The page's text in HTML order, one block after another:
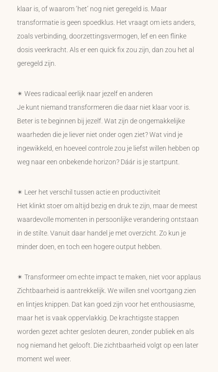
klaar is, of waarom ‘het’ nog niet geregeld is. Maar
transformatie is geen spoedklus. Het vraagt om iets anders,
zoals verbinding, doorzettingsvermogen, lef en een flinke
dosis veerkracht. Als er een quick fix zou zijn, dan zou het al
geregeld zijn.
✴ Wees radicaal eerlijk naar jezelf en anderen
Je kunt niemand transformeren die daar niet klaar voor is.
Beter is te beginnen bij jezelf. Wat zijn de ongemakkelijke
waarheden die je liever niet onder ogen ziet? Wat vind je
ingewikkeld, en hoeveel controle zou je liefst willen hebben op
weg naar een onbekende horizon? Dáár is je startpunt.
✴ Leer het verschil tussen actie en productiviteit
Het klinkt stoer om altijd bezig en druk te zijn, maar de meest
waardevolle momenten in persoonlijke verandering ontstaan
in de stilte. Vanuit daar handel je met overzicht. Zo kun je
minder doen, en toch een hogere output hebben.
✴ Transformeer om echte impact te maken, niet voor applaus
Zichtbaarheid is aantrekkelijk. We willen snel voortgang zien
en lintjes knippen. Dat kan goed zijn voor het enthousiasme,
maar het is vaak oppervlakkig. De krachtigste stappen
worden gezet achter gesloten deuren, zonder publiek en als
nog niemand het gelooft. Die zichtbaarheid volgt op een later
moment wel weer.